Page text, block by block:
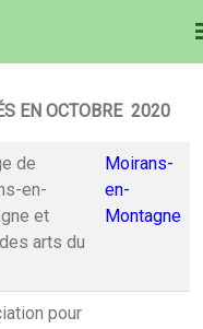
EN OCTOBRE 2020
de
en-
et
arts du
Moirans-
en-
Montagne
pour